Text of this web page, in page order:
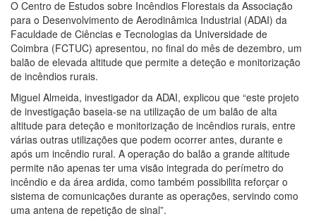
O Centro de Estudos sobre Incêndios Florestais da Associação
para o Desenvolvimento de Aerodinâmica Industrial (ADAI) da
Faculdade de Ciências e Tecnologias da Universidade de
Coimbra (FCTUC) apresentou, no final do mês de dezembro, um
balão de elevada altitude que permite a deteção e monitorização
de incêndios rurais.
Miguel Almeida, investigador da ADAI, explicou que “este projeto
de investigação baseia-se na utilização de um balão de alta
altitude para deteção e monitorização de incêndios rurais, entre
várias outras utilizações que podem ocorrer antes, durante e
após um incêndio rural. A operação do balão a grande altitude
permite não apenas ter uma visão integrada do perímetro do
incêndio e da área ardida, como também possibilita reforçar o
sistema de comunicações durante as operações, servindo como
uma antena de repetição de sinal”.